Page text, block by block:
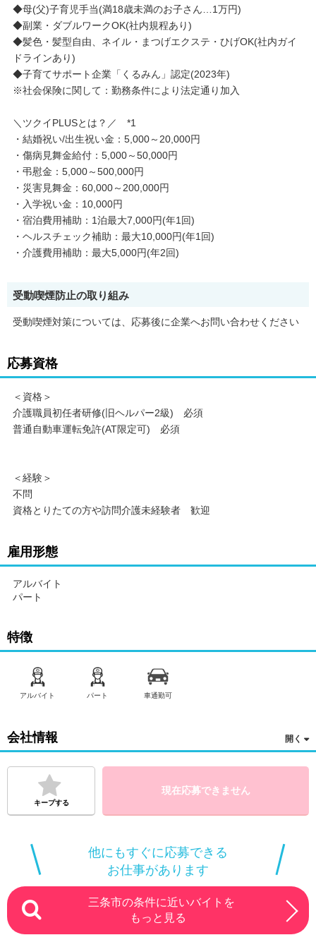
◆母(父)子育児手当(満18歳未満のお子さん…1万円)
◆副業・ダブルワークOK(社内規程あり)
◆髪色・髪型自由、ネイル・まつげエクステ・ひげOK(社内ガイ
ドラインあり)
◆子育てサポート企業「くるみん」認定(2023年)
※社会保険に関して：勤務条件により法定通り加入
＼ツクイPLUSとは？／ *1
・結婚祝い/出生祝い金：5,000～20,000円
・傷病見舞金給付：5,000～50,000円
・弔慰金：5,000～500,000円
・災害見舞金：60,000～200,000円
・入学祝い金：10,000円
・宿泊費用補助：1泊最大7,000円(年1回)
・ヘルスチェック補助：最大10,000円(年1回)
・介護費用補助：最大5,000円(年2回)
受動喫煙防止の取り組み
受動喫煙対策については、応募後に企業へお問い合わせください
応募資格
＜資格＞
介護職員初任者研修(旧ヘルパー2級) 必須
普通自動車運転免許(AT限定可) 必須
＜経験＞
不問
資格とりたての方や訪問介護未経験者 歓迎
雇用形態
アルバイト
パート
特徴
アルバイト パート 車通勤可
会社情報
キープする
現在応募できません
他にもすぐに応募できる
お仕事があります
三条市の条件に近いバイトを
もっと見る